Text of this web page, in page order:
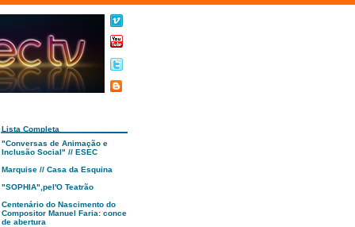
Lista Completa
"Conversas de Animação e
Inclusão Social" // ESEC
Marquise // Casa da Esquina
"SOPHIA",pel'O Teatrão
Centenário do Nascimento do
Compositor Manuel Faria: concerto
de abertura